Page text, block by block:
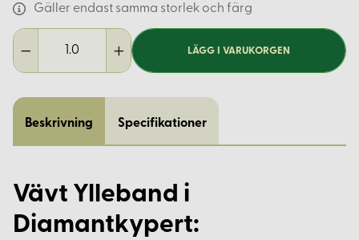
Gäller endast samma storlek och färg
LÄGG I VARUKORGEN
Beskrivning Specifikationer
Vävt Ylleband i
Diamantkypert: